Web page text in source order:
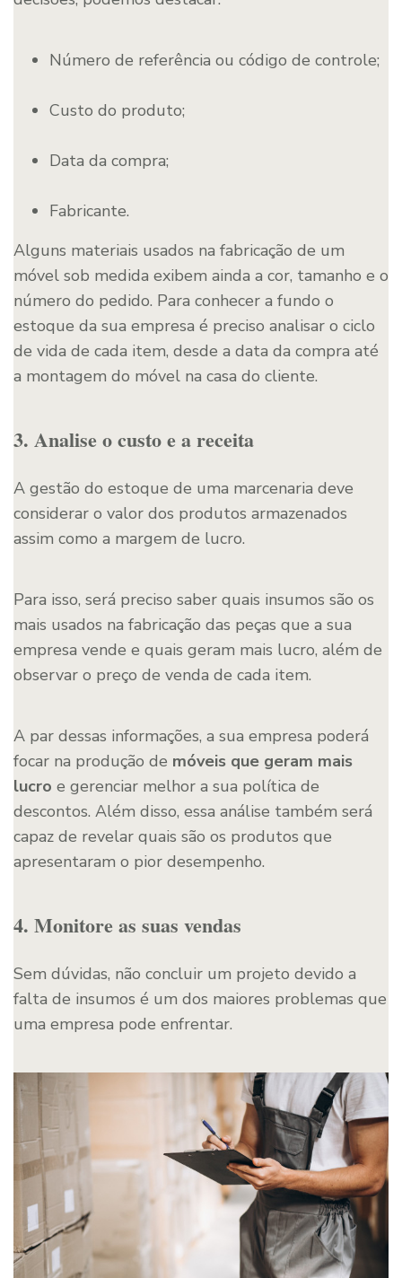
Número de referência ou código de controle;
Custo do produto;
Data da compra;
Fabricante.
Alguns materiais usados na fabricação de um
móvel sob medida exibem ainda a cor, tamanho e o
número do pedido. Para conhecer a fundo o
estoque da sua empresa é preciso analisar o ciclo
de vida de cada item, desde a data da compra até
a montagem do móvel na casa do cliente.
3. Analise o custo e a receita
A gestão do estoque de uma marcenaria deve
considerar o valor dos produtos armazenados
assim como a margem de lucro.
Para isso, será preciso saber quais insumos são os
mais usados na fabricação das peças que a sua
empresa vende e quais geram mais lucro, além de
observar o preço de venda de cada item.
A par dessas informações, a sua empresa poderá
focar na produção de móveis que geram mais
lucro e gerenciar melhor a sua política de
descontos. Além disso, essa análise também será
capaz de revelar quais são os produtos que
apresentaram o pior desempenho.
4. Monitore as suas vendas
Sem dúvidas, não concluir um projeto devido a
falta de insumos é um dos maiores problemas que
uma empresa pode enfrentar.